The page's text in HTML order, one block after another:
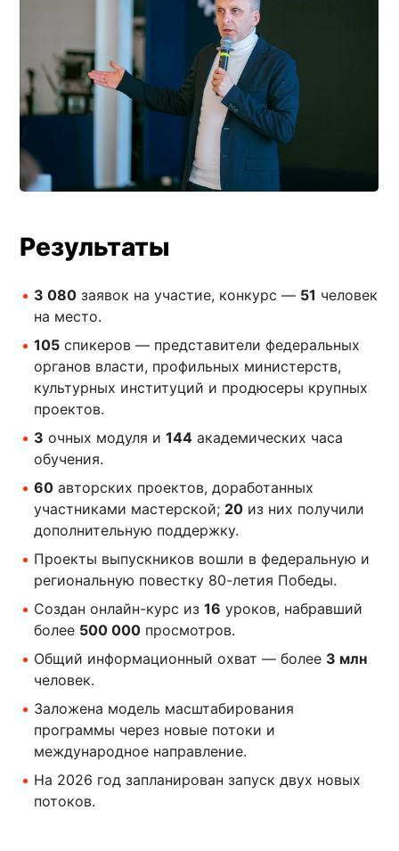
Результаты
3 080 заявок на участие, конкурс — 51 человек
на место.
105 спикеров — представители федеральных
органов власти, профильных министерств,
культурных институций и продюсеры крупных
проектов.
3 очных модуля и144 академических часа
обучения.
60 авторских проектов, доработанных
участниками мастерской; 20 из них получили
дополнительную поддержку.
Проекты выпускников вошли в федеральную и
региональную повестку 80-летия Победы.
Создан онлайн-курс из16 уроков, набравший
более 500 000 просмотров.
Общий информационный охват — более 3 млн
человек.
Заложена модель масштабирования
программы через новые потоки и
международное направление.
На 2026 год запланирован запуск двух новых
потоков.